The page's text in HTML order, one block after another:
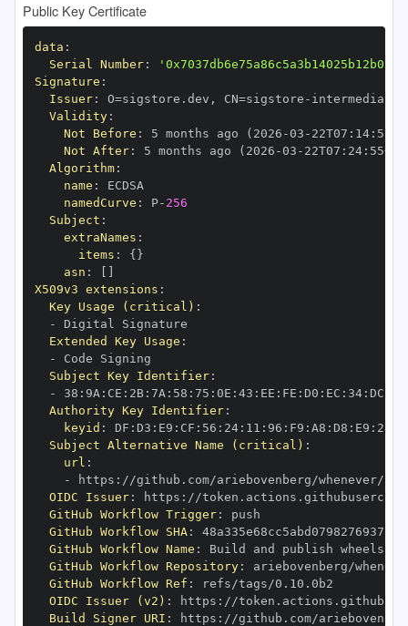
Public Key Certificate
data :
Serial Number:
Signature :
Issuer: O=sigstore.dev , CN=sigstore -
Validity:
Not Before : 5 months ago (2026 -03 - 22T07 : 14:
Not After: 5 months ago (2026 -03 - 22T07 : 24: 55+00
Algorithm:
name :
namedCurve : P- 256
Subject :
extraNames :
items : { }
asn :
X509v3 extensions :
Key Usage (critical) :
-
Extended Key Usage :
-
Subject Key Identifier:
-
38 : 9A : CE : 2B: 7A : 58 : 75 : 0E : 43 : EE : FE : D0 : EC : 34: DC
Authority Key Identifier:
keyid : DF : D3 : E9 : CF : 56 : 24: 11 : 96 : F9 : A8 : D8 : E9 : 28
Subject Alternative Name (critical) :
url :
-
https :
OIDC Issuer: https :
GitHub Workflow Trigger:
GitHub Workflow SHA:
GitHub Workflow Name :
GitHub Workflow Repository:
GitHub Workflow Ref :
OIDC Issuer (v2) : https :
Build Signer URI : https :